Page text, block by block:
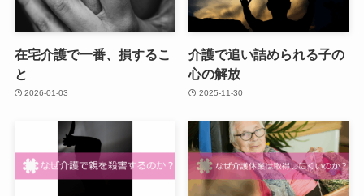
在宅介護で一番、損するこ
と
2026-01-03
介護で追い詰められる子の
心の解放
2025-11-30